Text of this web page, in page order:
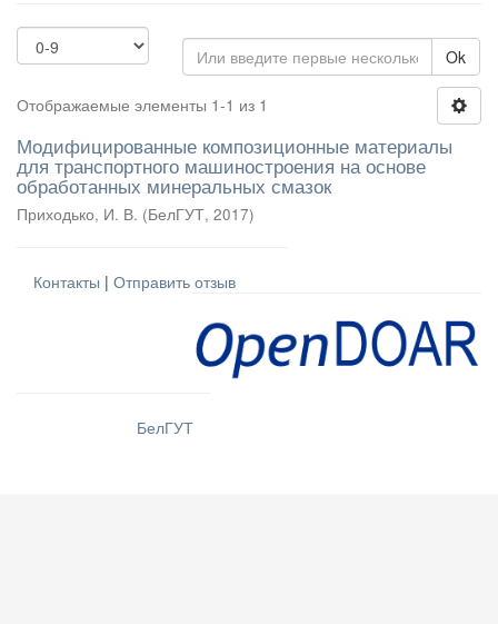
Ok
Отображаемые элементы 1-1 из 1
Модифицированные композиционные материалы
для транспортного машиностроения на основе
обработанных минеральных смазок
Приходько, И. В. (БелГУТ, 2017)
Контакты | Отправить отзыв
БелГУТ